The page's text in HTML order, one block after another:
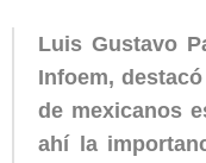
Luis Gustavo
Infoem,
de mexicanos
ahí la